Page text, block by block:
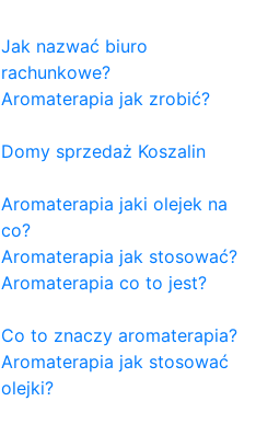
Jak nazwać biuro
rachunkowe?
Aromaterapia jak zrobić?
Domy sprzedaż Koszalin
Aromaterapia jaki olejek na
co?
Aromaterapia jak stosować?
Aromaterapia co to jest?
Co to znaczy aromaterapia?
Aromaterapia jak stosować
olejki?